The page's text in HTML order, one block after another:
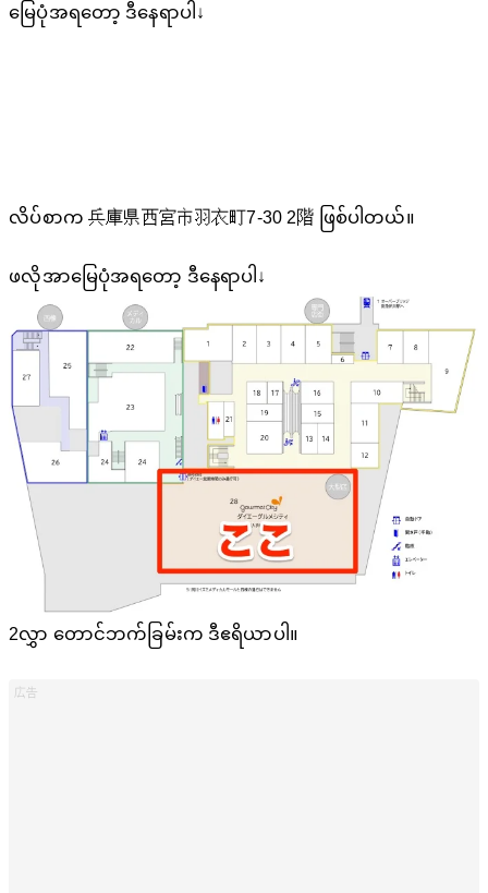
မြေပုံအရတော့ ဒီနေရာပါ↓
လိပ်စာက 兵庫県西宮市羽衣町7-30 2階 ဖြစ်ပါတယ်။
ဖလိုအာမြေပုံအရတော့ ဒီနေရာပါ↓
2လွှာ တောင်ဘက်ခြမ်းက ဒီဧရိယာပါ။